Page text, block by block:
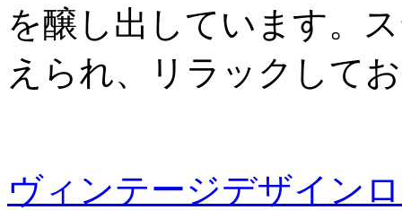
を醸し出しています。
えられ、リラックして
ヴィンテージデザイン